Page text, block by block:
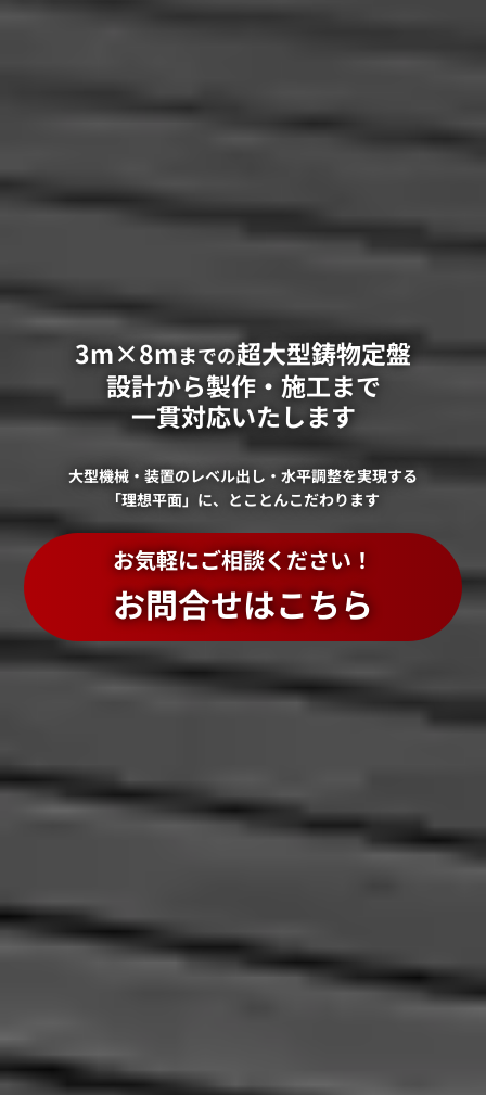
3m×8mまでの超大型鋳物定盤
設計から製作・施工まで
一貫対応いたします
大型機械・装置のレベル出し・水平調整を実現する
「理想平面」に、とことんこだわります
お気軽にご相談ください！
お問合せはこちら